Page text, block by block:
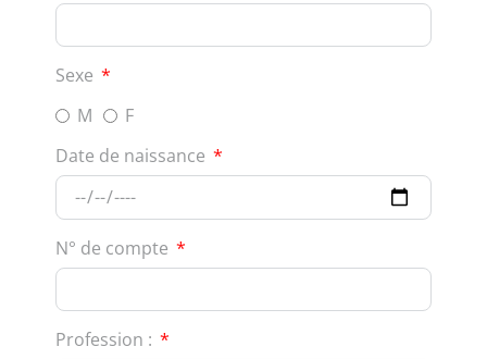
Sexe
M
F
Date de naissance
N° de compte
Profession :